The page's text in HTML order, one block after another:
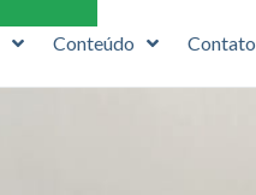
Conteúdo Contato